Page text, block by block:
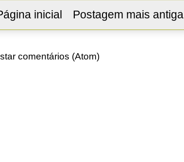
Postagem mais antiga
inicial
comentários (Atom)